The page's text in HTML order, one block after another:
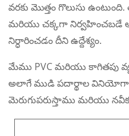
వరకు మొత్తం గొలుసు
మరియు చక్కగా నిర్వహించబడే
నిర్ధారించడం దీని ఉద్దేశ్యం.
మేము PVC మరియు కాగితపు
అలాగే ముడి పదార్థాల
మెరుగుపరుస్తాము మరియు